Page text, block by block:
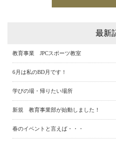
最新
教育事業 JPCスポーツ教室
6月は私のBD月です！
学びの場・帰りたい場所
新規 教育事業部が始動しました！
春のイベントと言えば・・・